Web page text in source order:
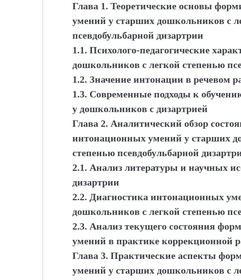
Глава 1. Теоретические основы
умений у старших дошкольников с
псевдобульбарной дизартрии
1.1. Психолого-педагогические
дошкольников с легкой степенью
1.2. Значение интонации в речевом
1.3. Современные подходы к
у дошкольников с дизартрией
Глава 2. Аналитический обзор
интонационных умений у старших
степенью псевдобульбарной
2.1. Анализ литературы и научных
дизартрии
2.2. Диагностика интонационных
дошкольников с легкой степенью
2.3. Анализ текущего состояния
умений в практике коррекционной
Глава 3. Практические аспекты
умений у старших дошкольников с